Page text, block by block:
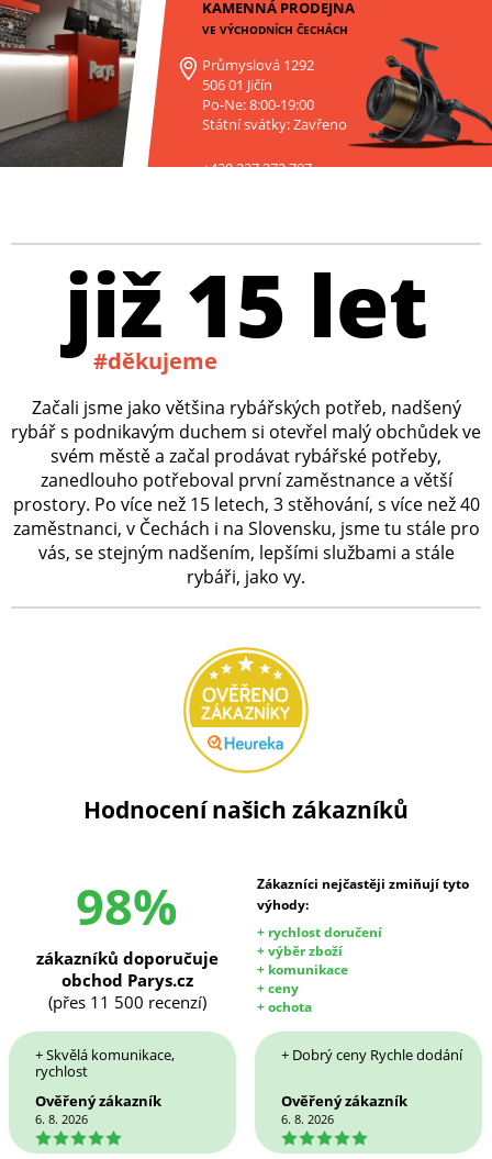
KAMENNÁ PRODEJNA
VE VÝCHODNÍCH ČECHÁCH
Průmyslová 1292
506 01 Jičín
Po-Ne: 8:00-19:00
Státní svátky: Zavřeno
+420 227 272 797
již 15 let
#děkujeme
Začali jsme jako většina rybářských potřeb, nadšený
rybář s podnikavým duchem si otevřel malý obchůdek ve
svém městě a začal prodávat rybářské potřeby,
zanedlouho potřeboval první zaměstnance a větší
prostory. Po více než 15 letech, 3 stěhování, s více než 40
zaměstnanci, v Čechách i na Slovensku, jsme tu stále pro
vás, se stejným nadšením, lepšími službami a stále
rybáři, jako vy.
Hodnocení našich zákazníků
98%
Zákazníci nejčastěji zmiňují tyto
výhody:
+ rychlost doručení
+ výběr zboží
+ komunikace
+ ceny
+ ochota
zákazníků doporučuje
obchod Parys.cz
(přes 11 500 recenzí)
+ Skvělá komunikace,
rychlost
Ověřený zákazník
6. 8. 2026
5
+ Dobrý ceny Rychle dodání
Ověřený zákazník
6. 8. 2026
5